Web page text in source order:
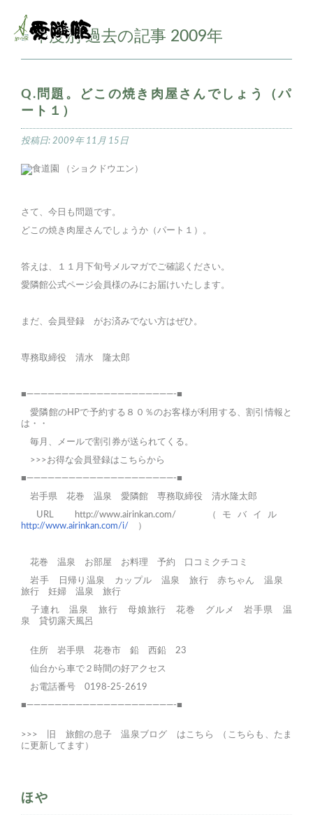
■年度別 過去の記事 2009年
Q.問題。どこの焼き肉屋さんでしょう（パ
ート１）
投稿日: 2009年 11月 15日
さて、今日も問題です。
どこの焼き肉屋さんでしょうか（パート１）。
答えは、１１月下旬号メルマガでご確認ください。
愛隣館公式ページ会員様のみにお届けいたします。
まだ、 会員登録 がお済みでない方はぜひ。
専務取締役 清水 隆太郎
■—————————————————————-■
愛隣館のHPで予約する８０％のお客様が利用する、割引情報と
は・・
毎月、メールで割引券が送られてくる。
>>>お得な会員登録はこちらから
■—————————————————————-■
岩手県 花巻 温泉 愛隣館 専務取締役 清水隆太郎
URL
http://www.airinkan.com/ （モバイル
http://www.airinkan.com/i/ ）
花巻 温泉 お部屋 お料理 予約
口コミクチコミ
岩手 日帰り温泉
カップル 温泉 旅行
赤ちゃん 温泉
旅行
妊婦 温泉 旅行
子連れ 温泉 旅行
母娘旅行 花巻 グルメ
岩手県 温
泉
貸切露天風呂
住所 岩手県 花巻市 鉛 西鉛 23
仙台から車で２時間の好アクセス
お電話番号 0198-25-2619
■—————————————————————-■
>>> 旧 旅館の息子 温泉ブログ はこちら
（こちらも、たま
に更新してます）
ほや